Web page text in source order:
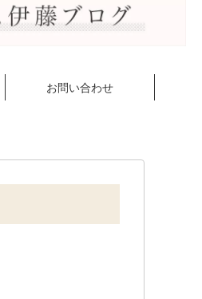
お問い合わせ